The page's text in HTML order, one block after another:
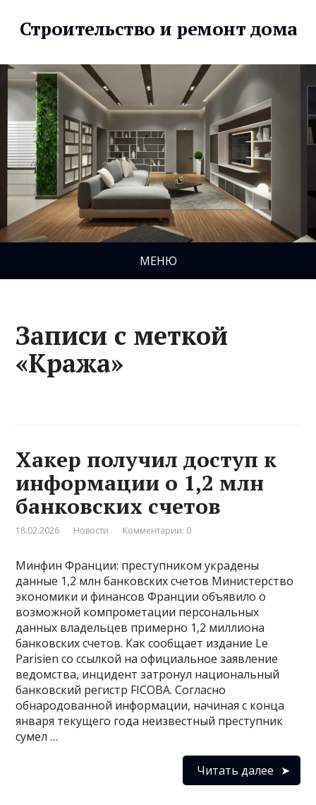
Строительство и ремонт дома
МЕНЮ
Записи с меткой
«Кража»
Хакер получил доступ к
информации о 1,2 млн
банковских счетов
18.02.2026 Новости Комментарии: 0
Минфин Франции: преступником украдены
данные 1,2 млн банковских счетов Министерство
экономики и финансов Франции объявило о
возможной компрометации персональных
данных владельцев примерно 1,2 миллиона
банковских счетов. Как сообщает издание Le
Parisien со ссылкой на официальное заявление
ведомства, инцидент затронул национальный
банковский регистр FICOBA. Согласно
обнародованной информации, начиная с конца
января текущего года неизвестный преступник
сумел …
Читать далее